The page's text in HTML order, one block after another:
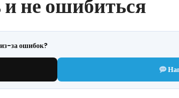
не ошибиться
из-за ошибок?